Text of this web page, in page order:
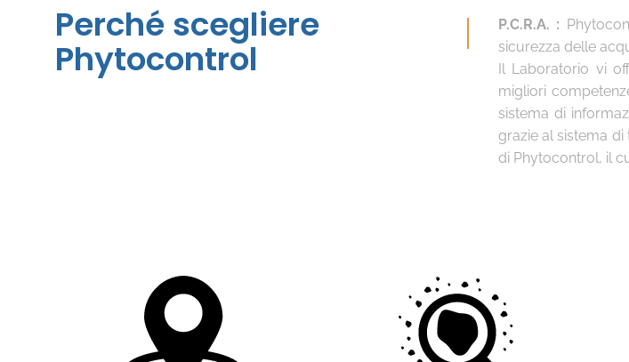
Perché scegliere
Phytocontrol
P.C.R.A. :
sicurezza delle
Il Laboratorio vi
migliori
sistema di
grazie al sistema
di Phytocontrol, il